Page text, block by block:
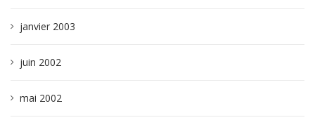
janvier 2003
juin 2002
mai 2002